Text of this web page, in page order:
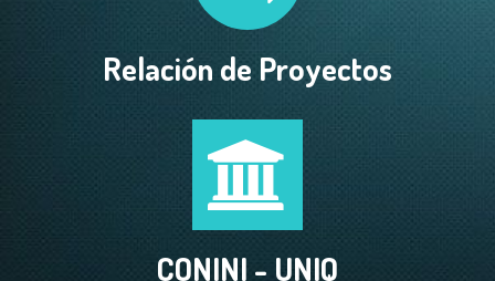
Relación de Proyectos
CONINI - UNIQ